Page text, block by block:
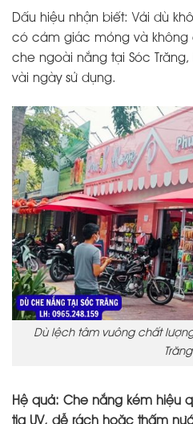
Dấu hiệu nhận biết: Vải dù
có cảm giác mỏng và không
che ngoài nắng tại Sóc
vài ngày sử dụng.
Dù lệch tâm vuông chất
Hệ quả: Che nắng kém hiệu
tia UV, dễ rách hoặc thấm